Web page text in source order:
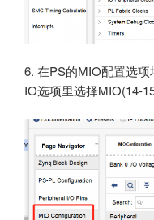
6. 在PS的MIO配置选
IO选项里选择MIO(14-